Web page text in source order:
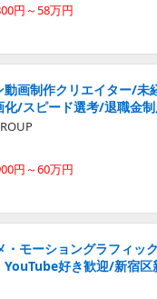
円～58万円
動画制作クリエイター/未
化/スピード選考/退職金制
円～60万円
・モーショングラフィッ
YouTube好き歓迎/新宿区